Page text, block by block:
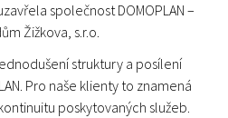
společnost DOMOPLAN –
Žižkova, s.r.o.
struktury a posílení
Pro naše klienty to znamená
poskytovaných služeb.